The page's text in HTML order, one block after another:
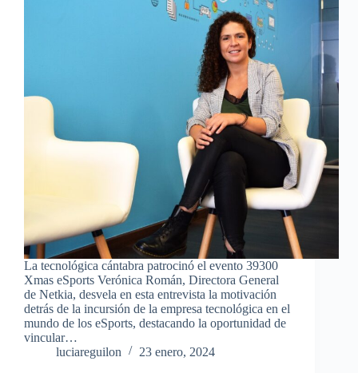
La tecnológica cántabra patrocinó el evento 39300
Xmas eSports Verónica Román, Directora General
de Netkia, desvela en esta entrevista la motivación
detrás de la incursión de la empresa tecnológica en el
mundo de los eSports, destacando la oportunidad de
vincular…
luciareguilon
23 enero, 2024